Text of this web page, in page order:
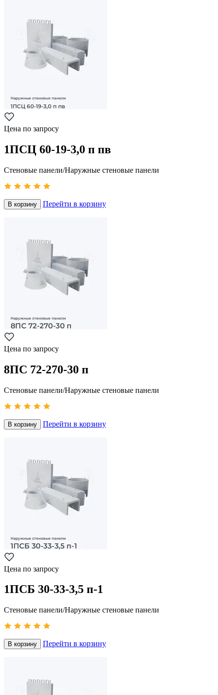
Цена по запросу
1ПСЦ 60-19-3,0 п пв
Стеновые панели/Наружные стеновые панели
В корзину Перейти в корзину
Цена по запросу
8ПС 72-270-30 п
Стеновые панели/Наружные стеновые панели
В корзину Перейти в корзину
Цена по запросу
1ПСБ 30-33-3,5 п-1
Стеновые панели/Наружные стеновые панели
В корзину Перейти в корзину